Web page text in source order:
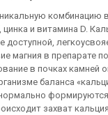
комбинацию
цинка и витамина D.
доступной,
магния в препарате
в почках камней
баланса
захват